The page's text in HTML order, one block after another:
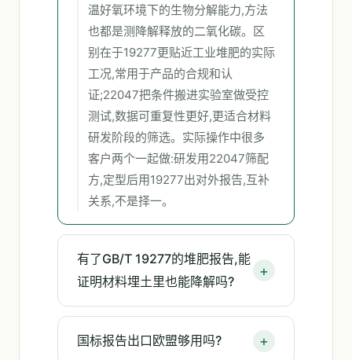
温好氧环境下的生物分解能力,方法
也都是测降解释放的二氧化碳。区
别在于19277更贴近工业堆肥的实际
工况,常用于产品的合规和认
证;22047把条件搬进实验室做受控
测试,数据可重复性更好,更适合材料
研发阶段的筛选。实际操作中很多
客户两个一起做:研发用22047筛配
方,定型后用19277出对外报告,互补
关系,不是择一。
有了GB/T 19277的堆肥报告,能
证明材料埋土里也能降解吗?
国标报告出口欧盟够用吗?